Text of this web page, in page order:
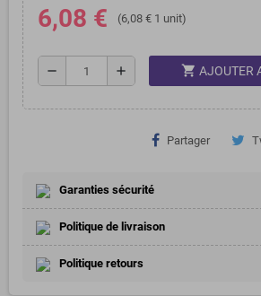
6,08 € (6,08 € 1 unit)
remove add shopping_cart AJOUTER
Partager
Garanties sécurité
Politique de livraison
Politique retours